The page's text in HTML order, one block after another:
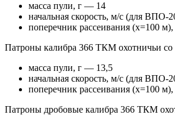
масса пули, г — 14
начальная скорость, м/с (для ВПО-
поперечник рассеивания (х=100
Патроны калибра 366 ТКМ охотничьи
масса пули, г — 13,5
начальная скорость, м/с (для ВПО-
поперечник рассеивания (х=100
Патроны дробовые калибра 366 ТКМ